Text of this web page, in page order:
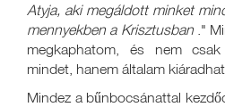
Atyja, aki megáldott minket
mennyekben a Krisztusban ."
megkaphatom, és nem
mindet, hanem általam
Mindez a bűnbocsánattal